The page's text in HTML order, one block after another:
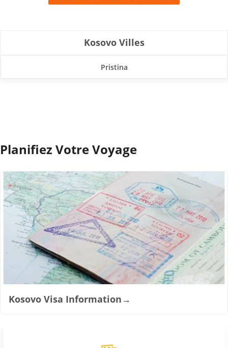
Kosovo Villes
Pristina
Planifiez Votre Voyage
Kosovo Visa Information→